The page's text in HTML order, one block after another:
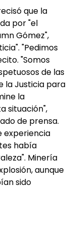
que la
por "el
Gómez",
"Pedimos
"Somos
de las
la Justicia para
la
situación",
de prensa.
experiencia
había
Minería
aunque
sido